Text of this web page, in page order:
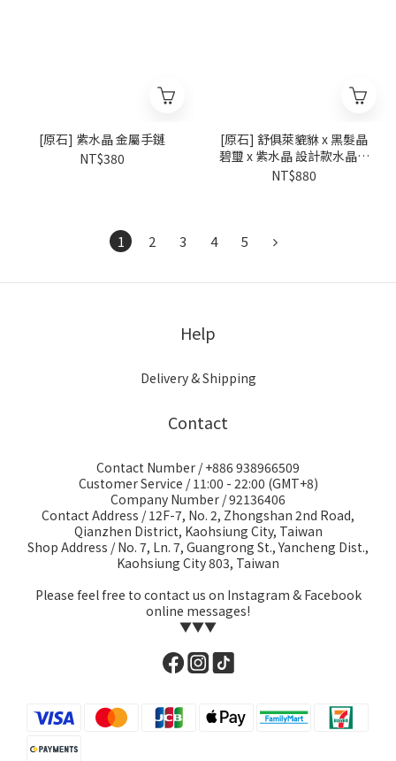
[原石] 紫水晶 金屬手鏈
NT$380
[原石] 舒俱萊貔貅 x 黑髮晶
碧璽 x 紫水晶 設計款水晶手
串
NT$880
1 2 3 4 5
Help
Delivery & Shipping
Contact
Contact Number / +886 938966509
Customer Service / 11:00 - 22:00 (GMT+8)
Company Number / 92136406
Contact Address / 12F-7, No. 2, Zhongshan 2nd Road,
Qianzhen District, Kaohsiung City, Taiwan
Shop Address / No. 7, Ln. 7, Guangrong St., Yancheng Dist.,
Kaohsiung City 803, Taiwan
Please feel free to contact us on Instagram & Facebook
online messages!
▼▼▼